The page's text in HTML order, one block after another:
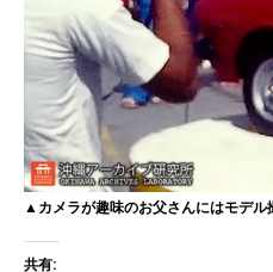
▲カメラが趣味のお父さんにはモデル
共有: